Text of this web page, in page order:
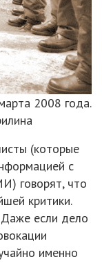
2008 года.
(которые
с
говорят, что
критики.
если дело
именно